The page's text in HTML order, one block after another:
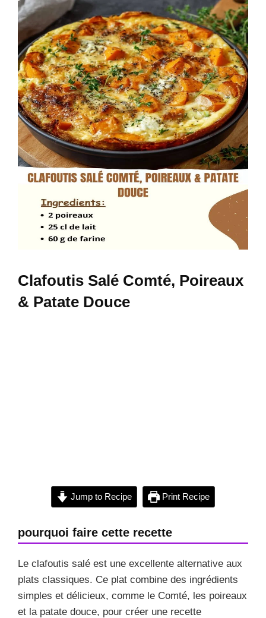
Clafoutis Salé Comté, Poireaux
& Patate Douce
Jump to Recipe Print Recipe
pourquoi faire cette recette
Le clafoutis salé est une excellente alternative aux
plats classiques. Ce plat combine des ingrédients
simples et délicieux, comme le Comté, les poireaux
et la patate douce, pour créer une recette